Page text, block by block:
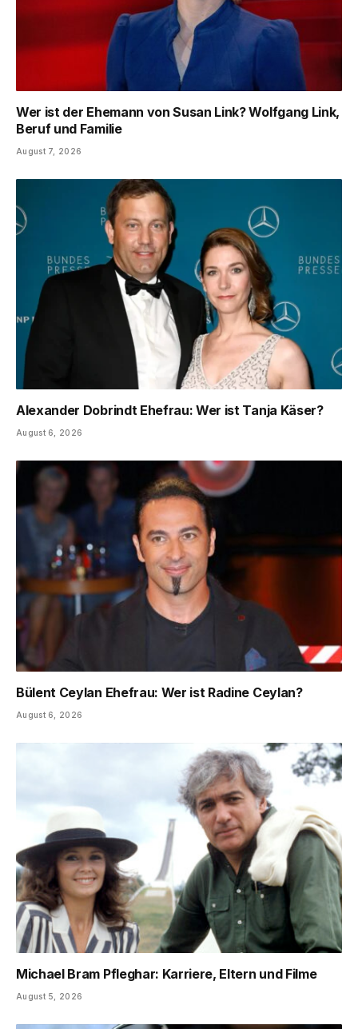
Wer ist der Ehemann von Susan Link? Wolfgang Link,
Beruf und Familie
August 7, 2026
Alexander Dobrindt Ehefrau: Wer ist Tanja Käser?
August 6, 2026
Bülent Ceylan Ehefrau: Wer ist Radine Ceylan?
August 6, 2026
Michael Bram Pfleghar: Karriere, Eltern und Filme
August 5, 2026